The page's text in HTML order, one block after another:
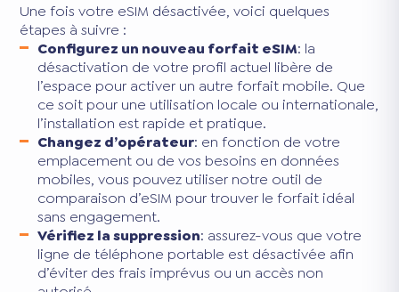
Une fois votre eSIM désactivée, voici quelques
étapes à suivre :
Configurez un nouveau forfait eSIM: la
désactivation de votre profil actuel libère de
l’espace pour activer un autre forfait mobile. Que
ce soit pour une utilisation locale ou internationale,
l’installation est rapide et pratique.
Changez d’opérateur: en fonction de votre
emplacement ou de vos besoins en données
mobiles, vous pouvez utiliser notre outil de
comparaison d’eSIM pour trouver le forfait idéal
sans engagement.
Vérifiez la suppression: assurez-vous que votre
ligne de téléphone portable est désactivée afin
d’éviter des frais imprévus ou un accès non